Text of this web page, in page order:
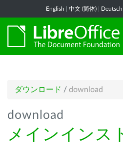
English 中文 (简体) Deutsch
ダウンロード / download
download
メインインス